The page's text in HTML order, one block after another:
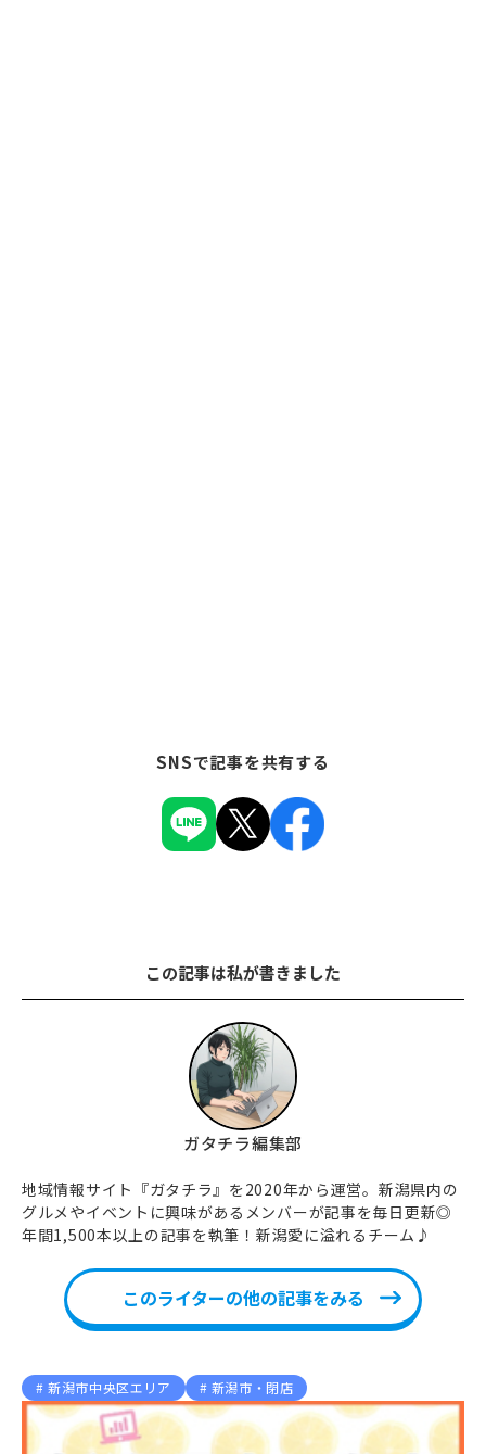
SNSで記事を共有する
この記事は私が書きました
ガタチラ編集部
地域情報サイト『ガタチラ』を2020年から運営。新潟県内の
グルメやイベントに興味があるメンバーが記事を毎日更新◎
年間1,500本以上の記事を執筆！新潟愛に溢れるチーム♪
このライターの他の記事をみる
新潟市中央区エリア 新潟市・閉店